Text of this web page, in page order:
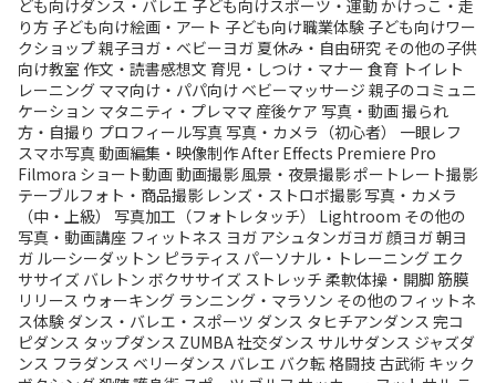
ども向けダンス・バレエ 子ども向けスポーツ・運動かけっこ・走
り方 子ども向け絵画・アート 子ども向け職業体験 子ども向けワー
クショップ親子ヨガ・ベビーヨガ 夏休み・自由研究 その他の子供
向け教室 作文・読書感想文 育児・しつけ・マナー 食育 トイレト
レーニング ママ向け・パパ向け ベビーマッサージ 親子のコミュニ
ケーション マタニティ・プレママ 産後ケア 写真・動画撮られ
方・自撮り プロフィール写真 写真・カメラ（初心者）
一眼レフ
スマホ写真 動画編集・映像制作After Effects Premiere Pro
Filmora ショート動画 動画撮影 風景・夜景撮影ポートレート撮影
テーブルフォト・商品撮影 レンズ・ストロボ撮影 写真・カメラ
（中・上級）
写真加工（フォトレタッチ） Lightroom その他の
写真・動画講座 フィットネス ヨガ アシュタンガヨガ顔ヨガ朝ヨ
ガ ルーシーダットン ピラティス パーソナル・トレーニングエク
ササイズ バレトン ボクササイズ ストレッチ 柔軟体操・開脚筋膜
リリース ウォーキング ランニング・マラソン その他のフィットネ
ス体験 ダンス・バレエ・スポーツ ダンス タヒチアンダンス 完コ
ピダンス タップダンス ZUMBA社交ダンス サルサダンス ジャズダ
ンス フラダンス ベリーダンス バレエ バク転 格闘技 古武術 キック